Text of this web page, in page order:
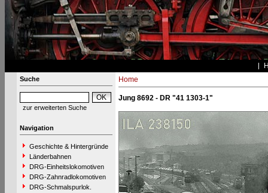
Suche
zur erweiterten Suche
Navigation
Geschichte & Hintergründe
Länderbahnen
DRG-Einheitslokomotiven
DRG-Zahnradlokomotiven
DRG-Schmalspurlok.
Home
Jung 8692 - DR "41 1303-1"